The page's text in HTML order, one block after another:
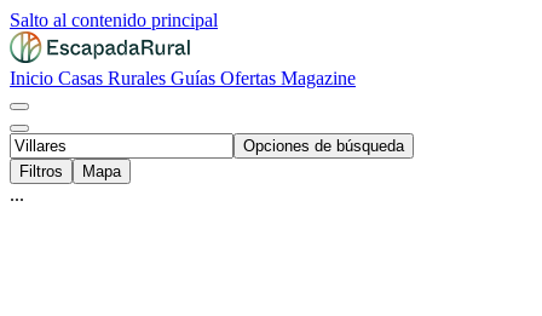
Salto al contenido principal
Inicio Casas Rurales Guías Ofertas Magazine
Opciones de búsqueda
Filtros
Mapa
...